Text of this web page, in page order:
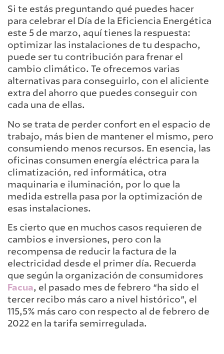
Si te estás preguntando qué puedes hacer
para celebrar el Día de la Eficiencia Energética
este 5 de marzo, aquí tienes la respuesta:
optimizar las instalaciones de tu despacho,
puede ser tu contribución para frenar el
cambio climático. Te ofrecemos varias
alternativas para conseguirlo, con el aliciente
extra del ahorro que puedes conseguir con
cada una de ellas.
No se trata de perder confort en el espacio de
trabajo, más bien de mantener el mismo, pero
consumiendo menos recursos. En esencia, las
oficinas consumen energía eléctrica para la
climatización, red informática, otra
maquinaria e iluminación, por lo que la
medida estrella pasa por la optimización de
esas instalaciones.
Es cierto que en muchos casos requieren de
cambios e inversiones, pero con la
recompensa de reducir la factura de la
electricidad desde el primer día. Recuerda
que según la organización de consumidores
Facua, el pasado mes de febrero “ha sido el
tercer recibo más caro a nivel histórico”, el
115,5% más caro con respecto al de febrero de
2022 en la tarifa semirregulada.